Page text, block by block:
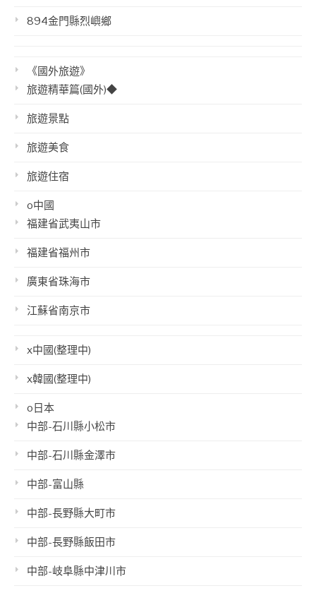
894金門縣烈嶼鄉
《國外旅遊》
旅遊精華篇(國外)◆
旅遊景點
旅遊美食
旅遊住宿
o中國
福建省武夷山市
福建省福州市
廣東省珠海市
江蘇省南京市
x中國(整理中)
x韓國(整理中)
o日本
中部-石川縣小松市
中部-石川縣金澤市
中部-富山縣
中部-長野縣大町市
中部-長野縣飯田市
中部-岐阜縣中津川市